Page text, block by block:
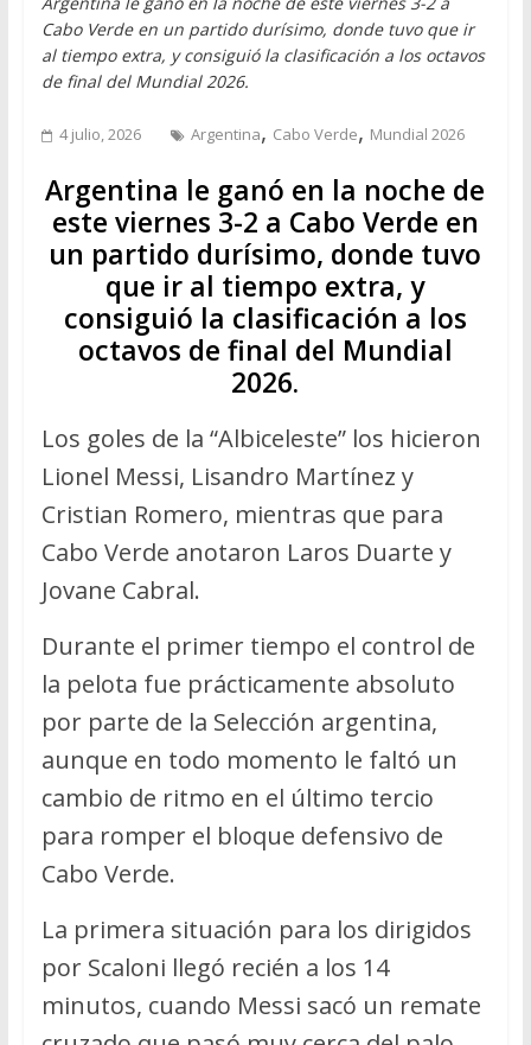
Cabo Verde en un partido durísimo, donde tuvo que ir
al tiempo extra, y consiguió la clasificación a los octavos
de final del Mundial 2026.
4 julio, 2026 Argentina, Cabo Verde, Mundial 2026
Argentina le ganó en la noche de
este viernes 3-2 a Cabo Verde en
un partido durísimo, donde tuvo
que ir al tiempo extra, y
consiguió la clasificación a los
octavos de final del Mundial
2026.
Los goles de la “Albiceleste” los hicieron
Lionel Messi, Lisandro Martínez y
Cristian Romero, mientras que para
Cabo Verde anotaron Laros Duarte y
Jovane Cabral.
Durante el primer tiempo el control de
la pelota fue prácticamente absoluto
por parte de la Selección argentina,
aunque en todo momento le faltó un
cambio de ritmo en el último tercio
para romper el bloque defensivo de
Cabo Verde.
La primera situación para los dirigidos
por Scaloni llegó recién a los 14
minutos, cuando Messi sacó un remate